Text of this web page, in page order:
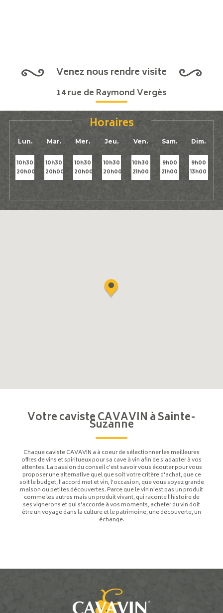
Venez nous rendre visite
14 rue de Raymond Vergès
Horaires
Lun.
10h30
20h00
Mar.
10h30
20h00
Mer.
10h30
20h00
Jeu.
10h30
20h00
Ven.
10h30
21h00
Sam.
9h00
21h00
Dim.
9h00
13h00
Votre caviste CAVAVIN à Sainte-
Suzanne
Chaque caviste CAVAVIN a à coeur de sélectionner les meilleures
offres de vins et spiritueux pour sa cave à vin afin de s'adapter à vos
attentes. La passion du conseil c'est savoir vous écouter pour vous
proposer une alternative quel que soit votre critère d'achat, que ce
soit le budget, l'accord met et vin, l'occasion, que vous soyez grande
maison ou petites découvertes. Parce que le vin n'est pas un produit
comme les autres mais un produit vivant, qui raconte l'histoire de
ses vignerons et qui s'accorde à vos moments, acheter du vin doit
être un voyage dans la culture et le patrimoine, une découverte, un
échange.